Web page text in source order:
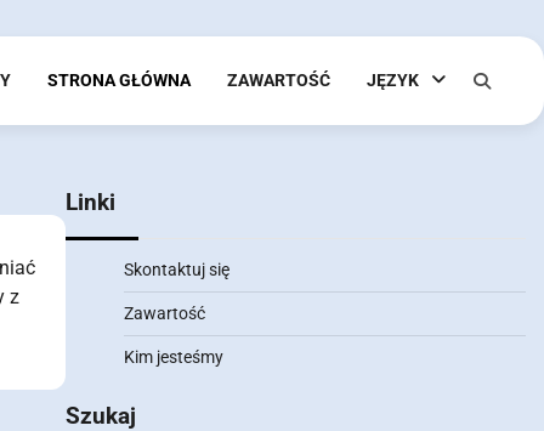
STRONA GŁÓWNA ZAWARTOŚĆ JĘZYK
z
Linki
Skontaktuj się
Zawartość
Kim jesteśmy
Szukaj